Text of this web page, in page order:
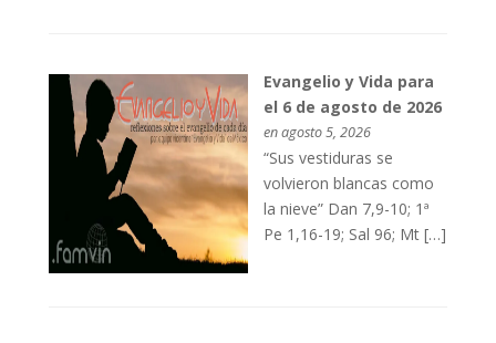
Evangelio y Vida para
el 6 de agosto de 2026
en agosto 5, 2026
“Sus vestiduras se
volvieron blancas como
la nieve” Dan 7,9-10; 1ª
Pe 1,16-19; Sal 96; Mt […]